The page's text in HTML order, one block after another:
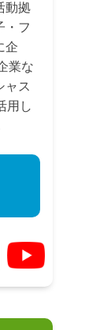
動拠
・フ
企
業な
ャス
用し